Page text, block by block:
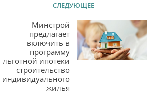
СЛЕДУЮЩЕЕ
Минстрой
предлагает
включить в
программу
льготной ипотеки
строительство
индивидуального
жилья